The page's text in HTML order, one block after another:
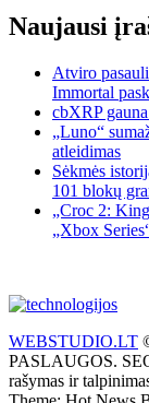
Naujausi
Atviro
Immortal
cbXRP
„Luno“
atleidimas
Sėkmės
101 blokų
„Croc 2:
„Xbox
WEBSTUDIO.LT
PASLAUGOS.
rašymas ir